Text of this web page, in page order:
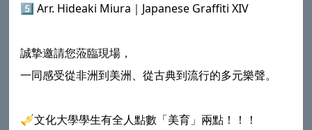
5️⃣ Arr. Hideaki Miura｜Japanese Graffiti XIV
誠摯邀請您蒞臨現場，
一同感受從非洲到美洲、從古典到流行的多元樂聲。
🎺文化大學學生有全人點數「美育」兩點！！！